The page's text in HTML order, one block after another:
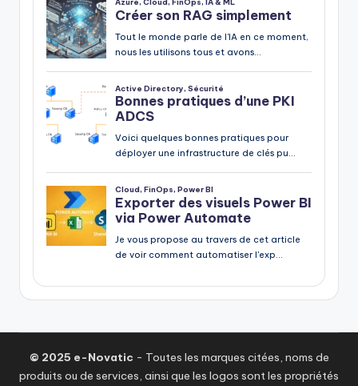
© 2025 e-Novatic - Toutes les marques citées, noms de
produits ou de services, ainsi que les logos sont les propriétés